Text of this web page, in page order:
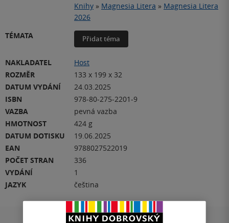
Knihy » Magnesia Litera » Magnesia Litera
2026
TÉMATA
Přidat téma
NAKLADATEL
Host
ROZMĚR
133 x 199 x 32
DATUM VYDÁNÍ
24.03.2025
ISBN
978-80-275-2201-9
VAZBA
pevná vazba
HMOTNOST
424 g
DATUM DOTISKU
19.06.2025
EAN
9788027522019
POČET STRAN
336
VYDÁNÍ
1
JAZYK
čeština